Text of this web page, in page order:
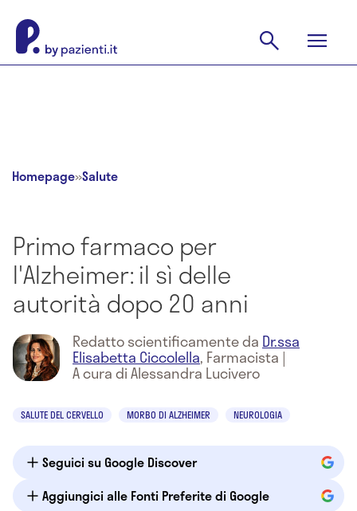
Homepage»Salute
Primo farmaco per
l'Alzheimer: il sì delle
autorità dopo 20 anni
Redatto scientificamente da Dr.ssa
Elisabetta Ciccolella, Farmacista |
A cura di Alessandra Lucivero
SALUTE DEL CERVELLO MORBO DI ALZHEIMER NEUROLOGIA
Seguici su Google Discover
Aggiungici alle Fonti Preferite di Google